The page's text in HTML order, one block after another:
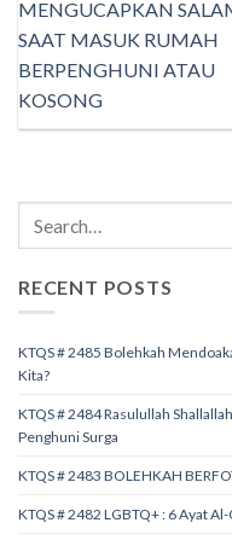
MENGUCAPKAN
SAAT MASUK RUMAH
BERPENGHUNI ATAU
KOSONG
RECENT POSTS
KTQS # 2485 Bolehkah
Kita?
KTQS # 2484 Rasulullah
Penghuni Surga
KTQS # 2483 BOLEHKAH
KTQS # 2482 LGBTQ+ : 6 Ayat